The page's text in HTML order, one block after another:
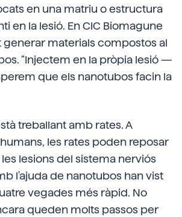
en una matriu o estructura
en la lesió. En CIC Biomagune
generar materials compostos al
“Injectem en la pròpia lesió —
que els nanotubos facin la
treballant amb rates. A
les rates poden reposar
lesions del sistema nerviós
l'ajuda de nanotubos han vist
vegades més ràpid. No
queden molts passos per